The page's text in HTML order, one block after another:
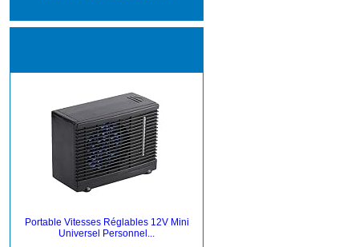
Portable Vitesses Réglables 12V Mini
Universel Personnel...